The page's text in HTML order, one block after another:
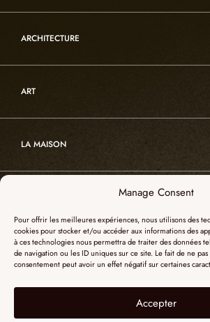
Manage Consent
Pour offrir les meilleures expériences, nous utilisons des
cookies pour stocker et/ou accéder aux informations des
à ces technologies nous permettra de traiter des données
de navigation ou les ID uniques sur ce site. Le fait de ne
consentement peut avoir un effet négatif sur certaines
Accepter
Vesuve
Incandescence
Atelier
Cristal de roche
Edition
Luminaires en cristal de roche
Mobiliers d’art usuel
Décoration
ARCHITECTURE
Sur-mesure
Nos références
ART
LA MAISON
L’atelier
Catalogues
Revue de presse
L’albâtre
55, Quai des Grands Augustins
75006 Paris
+ 33 (0)1 73 95 03 20
SHOWROOM NEW YORK
51 Hudson street